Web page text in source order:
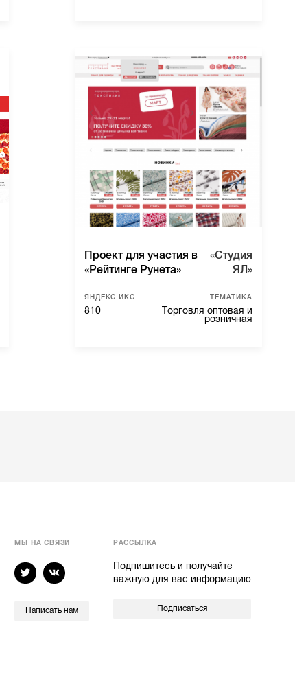
Проект для участия в
«Рейтинге Рунета»
«Студия
ЯЛ»
ЯНДЕКС ИКС
810
ТЕМАТИКА
Торговля оптовая и
розничная
МЫ НА СВЯЗИ
Написать нам
РАССЫЛКА
Подпишитесь и получайте
важную для вас информацию
Подписаться